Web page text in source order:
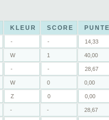
KLEUR SCORE
- - 14,33
W 1 40,00
- - 28,67
W 0 0,00
Z 0 0,00
- - 28,67